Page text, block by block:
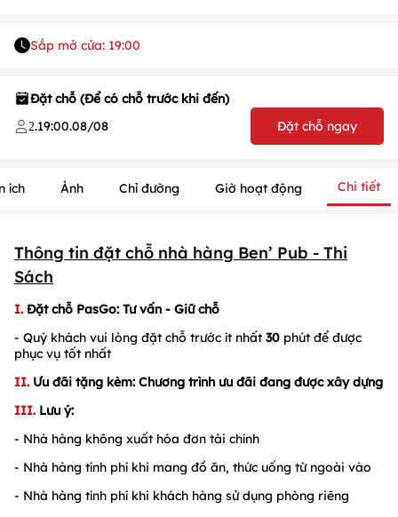
Sắp mở cửa: 19:00
Đặt chỗ (Để có chỗ trước khi đến)
2.19:00.08/08 Đặt chỗ ngay
ích Ảnh Chỉ đường Giờ hoạt động Chi tiết
Thông tin đặt chỗ nhà hàng Ben’ Pub - Thi
Sách
I. Đặt chỗ PasGo: Tư vấn - Giữ chỗ
- Quý khách vui lòng đặt chỗ trước ít nhất 30 phút để được
phục vụ tốt nhất
II. Ưu đãi tặng kèm: Chương trình ưu đãi đang được xây dựng
III. Lưu ý:
- Nhà hàng không xuất hóa đơn tài chính
- Nhà hàng tính phí khi mang đồ ăn, thức uống từ ngoài vào
- Nhà hàng tính phí khi khách hàng sử dụng phòng riêng
/1